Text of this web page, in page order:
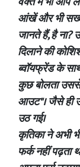
आंखें और भी सख्त
जानते हैं, है ना?
दिलाने की
ब्वॉयफ्रेंड के
कुछ बोलता
आउट"। जैसे ही
उठ गई।
कृतिका ने अभी
फर्क नहीं पढ़ता